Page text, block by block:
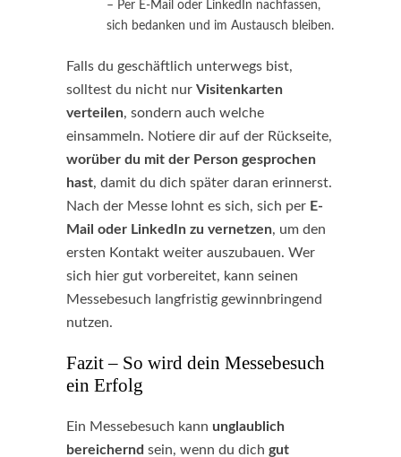
– Per E-Mail oder LinkedIn nachfassen,
sich bedanken und im Austausch bleiben.
Falls du geschäftlich unterwegs bist,
solltest du nicht nur Visitenkarten
verteilen, sondern auch welche
einsammeln. Notiere dir auf der Rückseite,
worüber du mit der Person gesprochen
hast, damit du dich später daran erinnerst.
Nach der Messe lohnt es sich, sich per E-
Mail oder LinkedIn zu vernetzen, um den
ersten Kontakt weiter auszubauen. Wer
sich hier gut vorbereitet, kann seinen
Messebesuch langfristig gewinnbringend
nutzen.
Fazit – So wird dein Messebesuch
ein Erfolg
Ein Messebesuch kann unglaublich
bereichernd sein, wenn du dich gut